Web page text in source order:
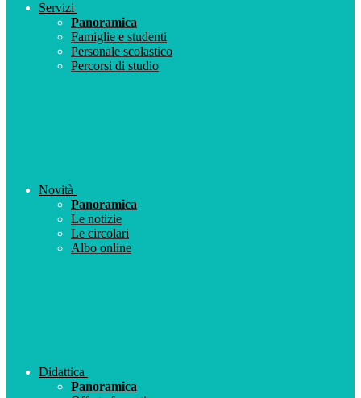
Servizi
Panoramica
Famiglie e studenti
Personale scolastico
Percorsi di studio
Novità
Panoramica
Le notizie
Le circolari
Albo online
Didattica
Panoramica